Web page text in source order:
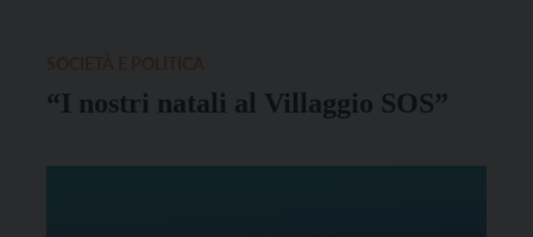
“I nostri natali al Villaggio SOS”